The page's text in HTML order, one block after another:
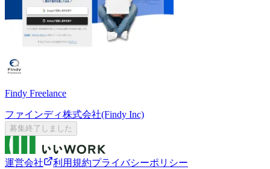
Findy Freelance
ファインディ株式会社(Findy Inc)
募集終了しました
運営会社 利用規約プライバシーポリシー